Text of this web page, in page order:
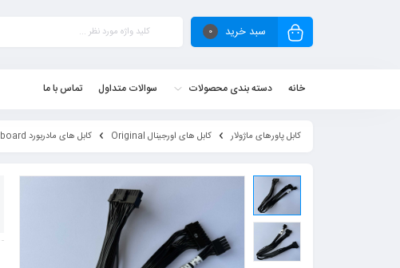
سبد خرید 0
خانه دسته بندی محصولات سوالات متداول تماس با ما
کابل پاورهای ماژولار کابل های اورجینال Original کابل های مادربورد Mainboard